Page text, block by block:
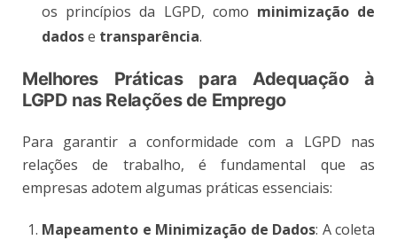
os princípios da LGPD, como minimização de
dadose transparência​.
Melhores Práticas para Adequação à
LGPD nas Relações de Emprego
Para garantir a conformidade com a LGPD nas
relações de trabalho, é fundamental que as
empresas adotem algumas práticas essenciais:
Mapeamento e Minimização de Dados: A coleta